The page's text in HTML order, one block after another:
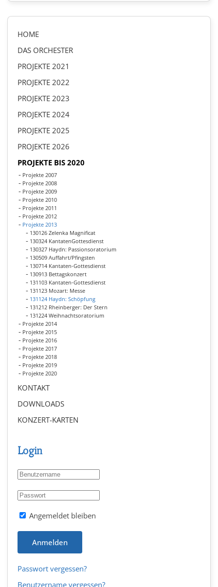
HOME
DAS ORCHESTER
PROJEKTE 2021
PROJEKTE 2022
PROJEKTE 2023
PROJEKTE 2024
PROJEKTE 2025
PROJEKTE 2026
PROJEKTE BIS 2020
Projekte 2007
Projekte 2008
Projekte 2009
Projekte 2010
Projekte 2011
Projekte 2012
Projekte 2013
130126 Zelenka Magnificat
130324 KantatenGottesdienst
130327 Haydn: Passionsoratorium
130509 Auffahrt/Pfingsten
130714 Kantaten-Gottesdienst
130913 Bettagskonzert
131103 Kantaten-Gottesdienst
131123 Mozart: Messe
131124 Haydn: Schöpfung
131212 Rheinberger: Der Stern
131224 Weihnachtsoratorium
Projekte 2014
Projekte 2015
Projekte 2016
Projekte 2017
Projekte 2018
Projekte 2019
Projekte 2020
KONTAKT
DOWNLOADS
KONZERT-KARTEN
Login
Angemeldet bleiben
Anmelden
Passwort vergessen?
Benutzername vergessen?